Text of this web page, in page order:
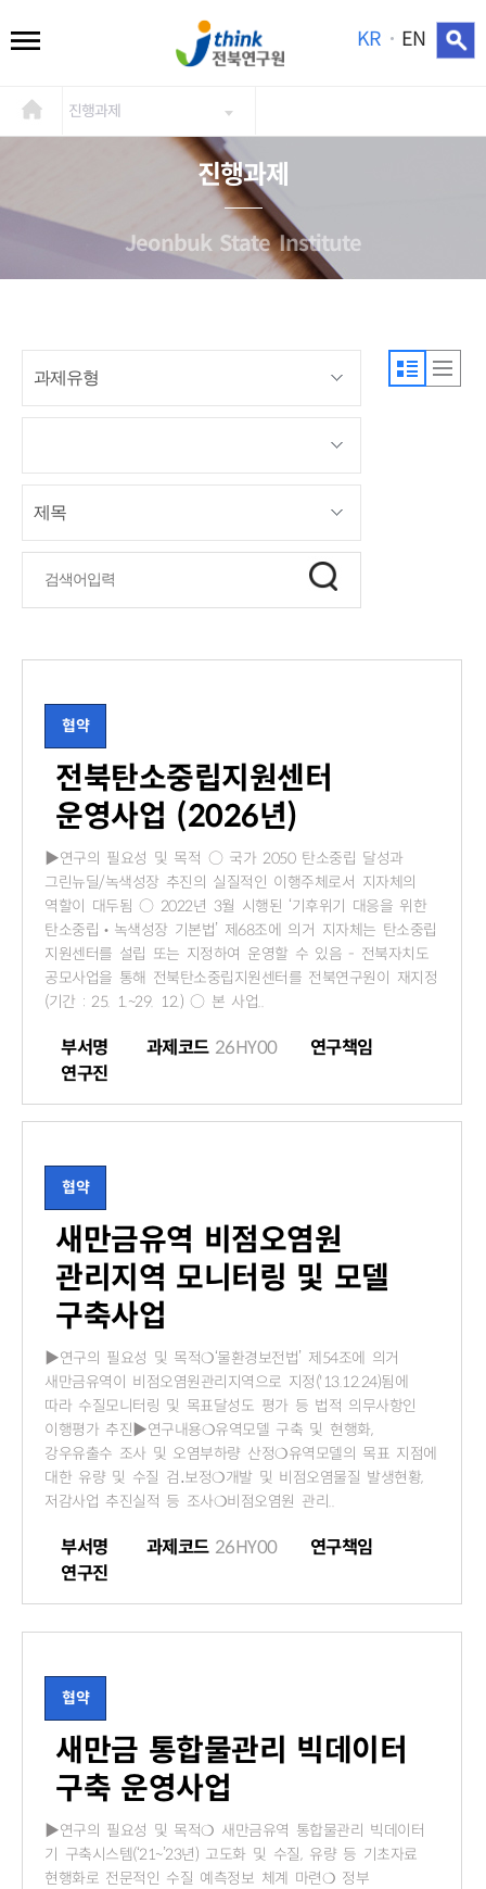
KR EN
진행과제
진행과제
Jeonbuk State Institute
협약
전북탄소중립지원센터
운영사업 (2026년)
▶연구의 필요성 및 목적 ○ 국가 2050 탄소중립 달성과
그린뉴딜/녹색성장 추진의 실질적인 이행주체로서 지자체의
역할이 대두됨 ○ 2022년 3월 시행된 ‘기후위기 대응을 위한
탄소중립‧녹색성장 기본법’ 제68조에 의거 지자체는 탄소중립
지원센터를 설립 또는 지정하여 운영할 수 있음 - 전북자치도
공모사업을 통해 전북탄소중립지원센터를 전북연구원이 재지정
(기간 : 25. 1.~29. 12.) ○ 본 사업..
부서명 과제코드 26HY00
연구책임
연구진
협약
새만금유역 비점오염원
관리지역 모니터링 및 모델
구축사업
▶연구의 필요성 및 목적❍‘물환경보전법’ 제54조에 의거
새만금유역이 비점오염원관리지역으로 지정('13.12.24)됨에
따라 수질모니터링 및 목표달성도 평가 등 법적 의무사항인
이행평가 추진▶연구내용❍유역모델 구축 및 현행화,
강우유출수 조사 및 오염부하량 산정❍유역모델의 목표 지점에
대한 유량 및 수질 검․보정❍개발 및 비점오염물질 발생현황,
저감사업 추진실적 등 조사❍비점오염원 관리..
부서명 과제코드 26HY00
연구책임
연구진
협약
새만금 통합물관리 빅데이터
구축 운영사업
▶연구의 필요성 및 목적❍ 새만금유역 통합물관리 빅데이터
기 구축시스템(‘21~’23년) 고도화 및 수질, 유량 등 기초자료
현행화로 전문적인 수질 예측정보 체계 마련❍ 정부